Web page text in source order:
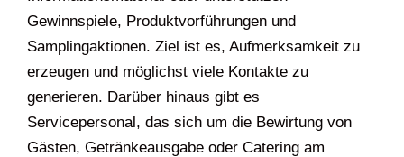
Gewinnspiele, Produktvorführungen und
Samplingaktionen. Ziel ist es, Aufmerksamkeit zu
erzeugen und möglichst viele Kontakte zu
generieren. Darüber hinaus gibt es
Servicepersonal, das sich um die Bewirtung von
Gästen, Getränkeausgabe oder Catering am